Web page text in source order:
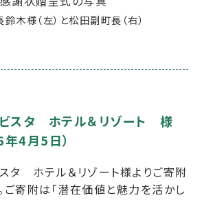
木様（左）と松田副町長（右）
スタ ホテル＆リゾート 様
年4月5日）
タ ホテル＆リゾート様よりご寄附
ご寄附は「潜在価値と魅力を活かし